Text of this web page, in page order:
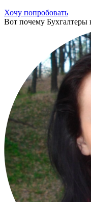
Хочу попробовать
Вот почему